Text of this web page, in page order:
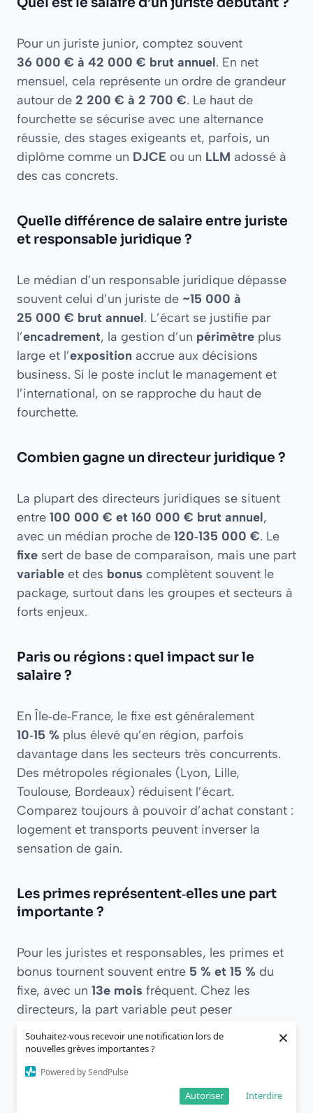
Souhaitez-vous recevoir une notification lors de
nouvelles grèves importantes ?
Powered by SendPulse
Interdire
Autoriser
×
Pour un juriste junior, comptez souvent
36 000 € à 42 000 € brut annuel. En net
mensuel, cela représente un ordre de grandeur
autour de 2 200 € à 2 700 €. Le haut de
fourchette se sécurise avec une alternance
réussie, des stages exigeants et, parfois, un
diplôme comme un DJCE ou un LLM adossé à
des cas concrets.
Quelle différence de salaire entre juriste
et responsable juridique ?
Le médian d’un responsable juridique dépasse
souvent celui d’un juriste de ~15 000 à
25 000 € brut annuel. L’écart se justifie par
l’encadrement, la gestion d’un périmètre plus
large et l’exposition accrue aux décisions
business. Si le poste inclut le management et
l’international, on se rapproche du haut de
fourchette.
Combien gagne un directeur juridique ?
La plupart des directeurs juridiques se situent
entre 100 000 € et 160 000 € brut annuel,
avec un médian proche de 120‑135 000 €. Le
fixe sert de base de comparaison, mais une part
variable et des bonus complètent souvent le
package, surtout dans les groupes et secteurs à
forts enjeux.
Paris ou régions : quel impact sur le
salaire ?
En Île‑de‑France, le fixe est généralement
10‑15 % plus élevé qu’en région, parfois
davantage dans les secteurs très concurrents.
Des métropoles régionales (Lyon, Lille,
Toulouse, Bordeaux) réduisent l’écart.
Comparez toujours à pouvoir d’achat constant :
logement et transports peuvent inverser la
sensation de gain.
Les primes représentent‑elles une part
importante ?
Pour les juristes et responsables, les primes et
bonus tournent souvent entre 5 % et 15 % du
fixe, avec un 13e mois fréquent. Chez les
directeurs, la part variable peut peser
d’abord lefixe, puis à estimer une valeur
moyenne du variable sur plusieurs années.